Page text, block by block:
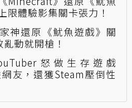
限體驗影集關卡張力！
神還原《魷魚遊戲》關
動就開槍！
怒做生存遊戲
網友，還獲Steam壓倒性